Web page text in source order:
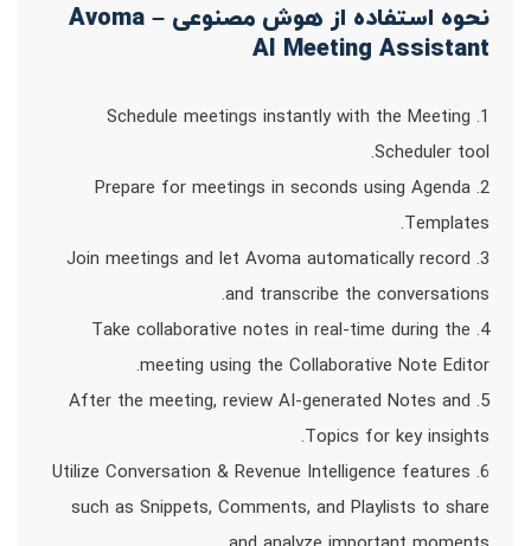
نحوه استفاده از هوش مصنوعی Avoma –
AI Meeting Assistant
1. Schedule meetings instantly with the Meeting
Scheduler tool.
2. Prepare for meetings in seconds using Agenda
Templates.
3. Join meetings and let Avoma automatically record
and transcribe the conversations.
4. Take collaborative notes in real-time during the
meeting using the Collaborative Note Editor.
5. After the meeting, review AI-generated Notes and
Topics for key insights.
6. Utilize Conversation & Revenue Intelligence features
such as Snippets, Comments, and Playlists to share